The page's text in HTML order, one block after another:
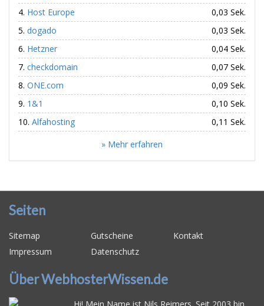
Host Europe
0,03 Sek.
dogado
0,03 Sek.
Hetzner
0,04 Sek.
checkdomain
0,07 Sek.
ONE.com
0,09 Sek.
1&1
0,10 Sek.
Alfahosting
0,11 Sek.
» Mehr erfahren
Seiten
Sitemap Gutscheine
Kontakt
Impressum
Datenschutz
Über WebhosterWissen.de